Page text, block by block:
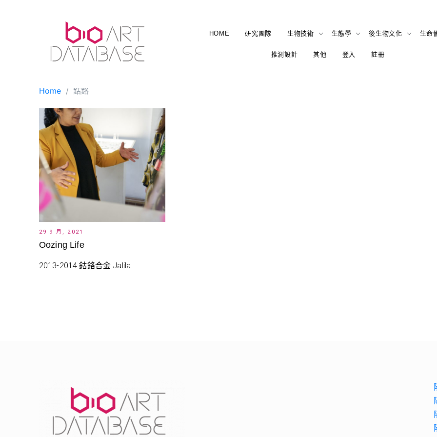
HOME 研究團隊 生物技術 生態學 後生物文化 生命
推測設計 其他 登入 註冊
Home 鈷鉻
29 9 月, 2021
Oozing Life
2013-2014 鈷鉻合金 Jalila